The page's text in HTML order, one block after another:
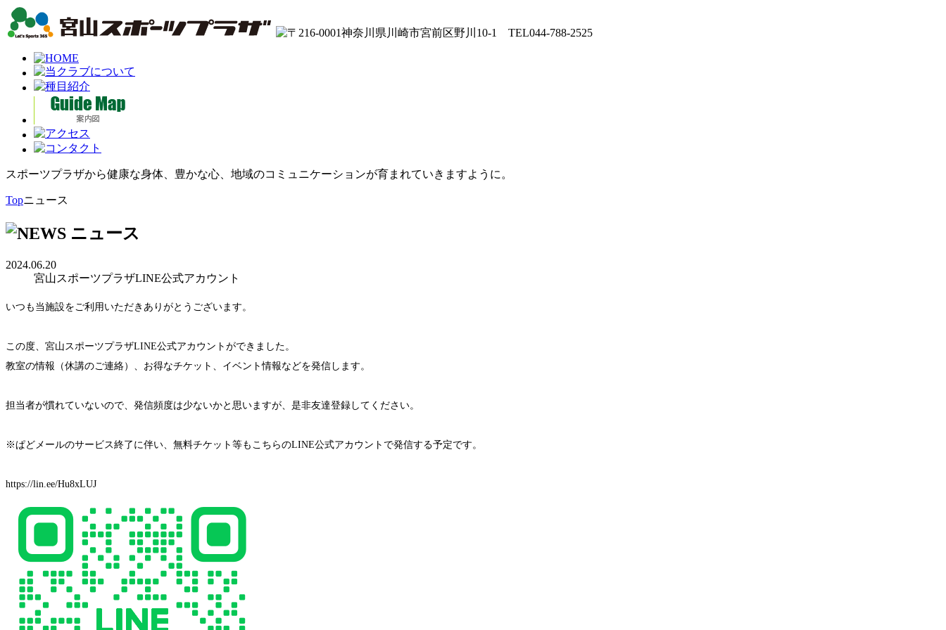
スポーツプラザから健康な身体、豊かな心、地域のコミュニケーションが育まれていきますように。
Topニュース
2024.06.20
宮山スポーツプラザLINE公式アカウント
いつも当施設をご利用いただきありがとうございます。
この度、宮山スポーツプラザLINE公式アカウントができました。
教室の情報（休講のご連絡）、お得なチケット、イベント情報などを発信します。
担当者が慣れていないので、発信頻度は少ないかと思いますが、是非友達登録してください。
※ぱどメールのサービス終了に伴い、無料チケット等もこちらのLINE公式アカウントで発信する予定です。
https://lin.ee/Hu8xLUJ